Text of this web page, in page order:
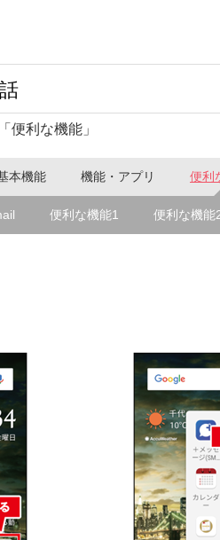
便利な機能」
本機能 機能・アプリ 便利
便利な機能1 便利な機能